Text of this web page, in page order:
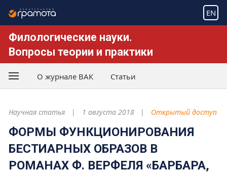
EN
Филологические науки.
Вопросы теории и практики
О журнале ВАК Статьи
Научная статья 1 августа 2018 Открытый доступ
ФОРМЫ ФУНКЦИОНИРОВАНИЯ
БЕСТИАРНЫХ ОБРАЗОВ В
РОМАНАХ Ф. ВЕРФЕЛЯ «БАРБАРА,